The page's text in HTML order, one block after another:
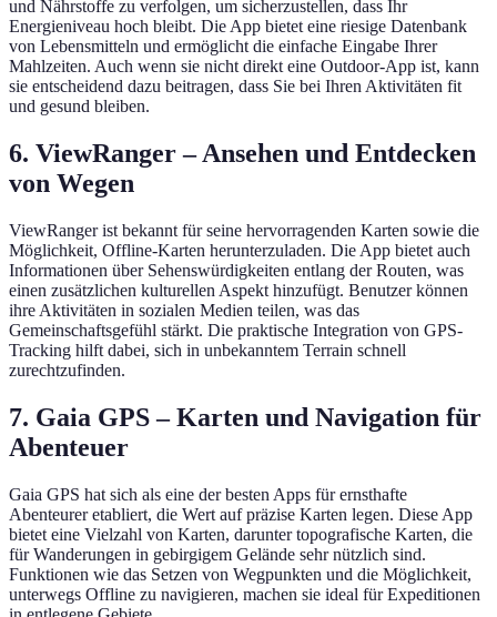
und Nährstoffe zu verfolgen, um sicherzustellen, dass Ihr
Energieniveau hoch bleibt. Die App bietet eine riesige Datenbank
von Lebensmitteln und ermöglicht die einfache Eingabe Ihrer
Mahlzeiten. Auch wenn sie nicht direkt eine Outdoor-App ist, kann
sie entscheidend dazu beitragen, dass Sie bei Ihren Aktivitäten fit
und gesund bleiben.
6. ViewRanger – Ansehen und Entdecken
von Wegen
ViewRanger ist bekannt für seine hervorragenden Karten sowie die
Möglichkeit, Offline-Karten herunterzuladen. Die App bietet auch
Informationen über Sehenswürdigkeiten entlang der Routen, was
einen zusätzlichen kulturellen Aspekt hinzufügt. Benutzer können
ihre Aktivitäten in sozialen Medien teilen, was das
Gemeinschaftsgefühl stärkt. Die praktische Integration von GPS-
Tracking hilft dabei, sich in unbekanntem Terrain schnell
zurechtzufinden.
7. Gaia GPS – Karten und Navigation für
Abenteuer
Gaia GPS hat sich als eine der besten Apps für ernsthafte
Abenteurer etabliert, die Wert auf präzise Karten legen. Diese App
bietet eine Vielzahl von Karten, darunter topografische Karten, die
für Wanderungen in gebirgigem Gelände sehr nützlich sind.
Funktionen wie das Setzen von Wegpunkten und die Möglichkeit,
unterwegs Offline zu navigieren, machen sie ideal für Expeditionen